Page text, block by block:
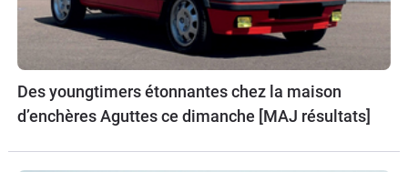
Des youngtimers étonnantes chez la maison
d’enchères Aguttes ce dimanche [MAJ résultats]